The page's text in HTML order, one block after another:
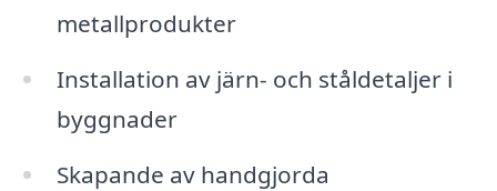
metallprodukter
Installation av järn- och ståldetaljer i
byggnader
Skapande av handgjorda